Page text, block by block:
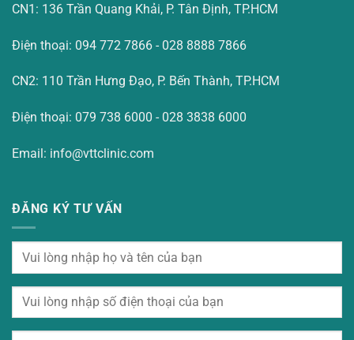
CN1: 136 Trần Quang Khải, P. Tân Định, TP.HCM
Điện thoại: 094 772 7866 - 028 8888 7866
CN2: 110 Trần Hưng Đạo, P. Bến Thành, TP.HCM
Điện thoại: 079 738 6000 - 028 3838 6000
Email: info@vttclinic.com
ĐĂNG KÝ TƯ VẤN